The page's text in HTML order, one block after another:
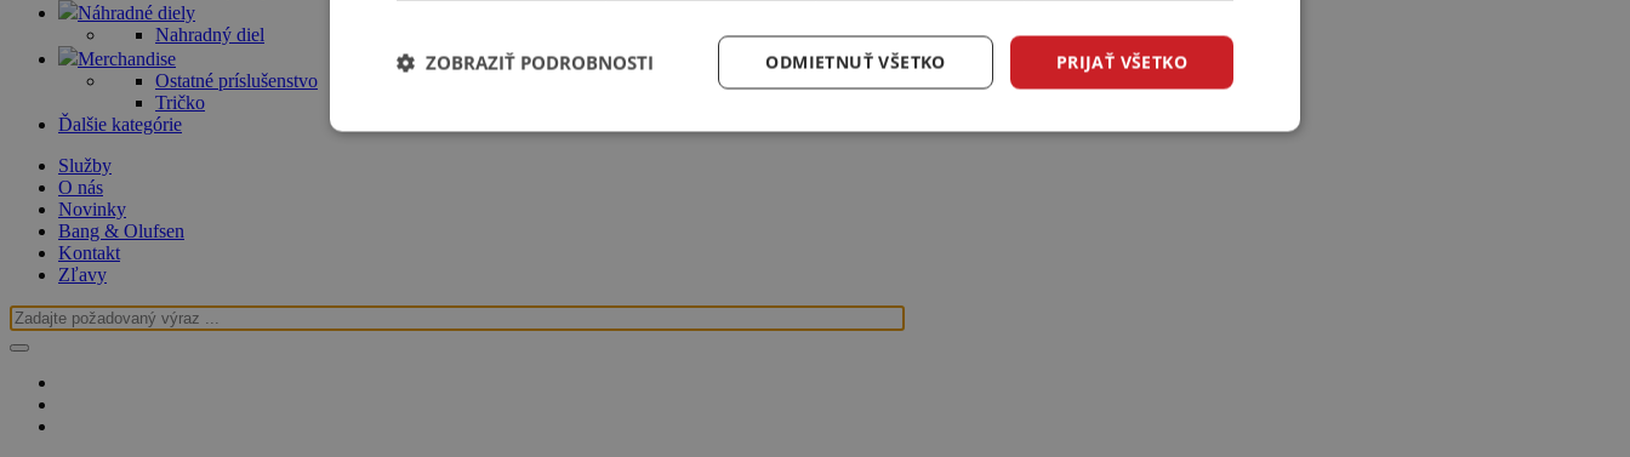
Náhradné diely
Nahradný diel
Merchandise
Ostatné príslušenstvo
Tričko
Ďalšie kategórie
Služby
O nás
Novinky
Bang & Olufsen
Kontakt
Zľavy
PRIJAŤ VŠETKO
ODMIETNUŤ VŠETKO
ZOBRAZIŤ PODROBNOSTI